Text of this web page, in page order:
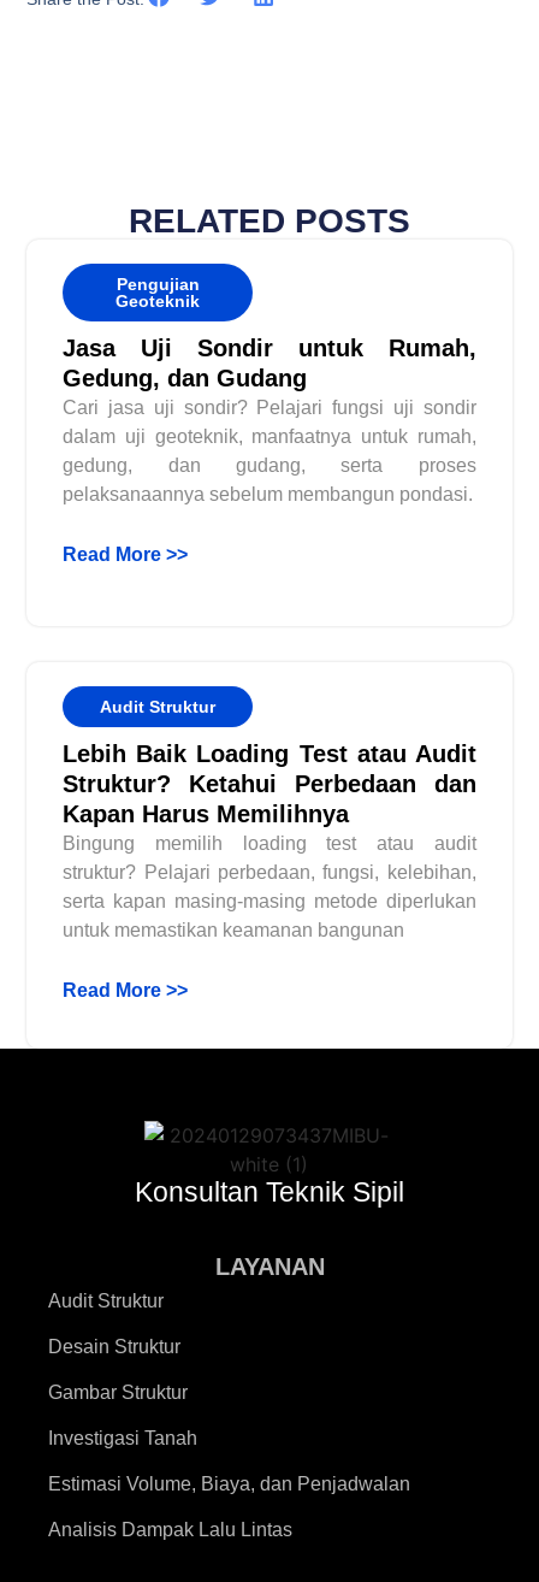
RELATED POSTS
Pengujian
Geoteknik
Jasa Uji Sondir untuk Rumah,
Gedung, dan Gudang
Cari jasa uji sondir? Pelajari fungsi uji sondir
dalam uji geoteknik, manfaatnya untuk rumah,
gedung, dan gudang, serta proses
pelaksanaannya sebelum membangun pondasi.
Read More >>
Audit Struktur
Lebih Baik Loading Test atau Audit
Struktur? Ketahui Perbedaan dan
Kapan Harus Memilihnya
Bingung memilih loading test atau audit
struktur? Pelajari perbedaan, fungsi, kelebihan,
serta kapan masing-masing metode diperlukan
untuk memastikan keamanan bangunan
Read More >>
Konsultan Teknik Sipil
LAYANAN
Audit Struktur
Desain Struktur
Gambar Struktur
Investigasi Tanah
Estimasi Volume, Biaya, dan Penjadwalan
Analisis Dampak Lalu Lintas